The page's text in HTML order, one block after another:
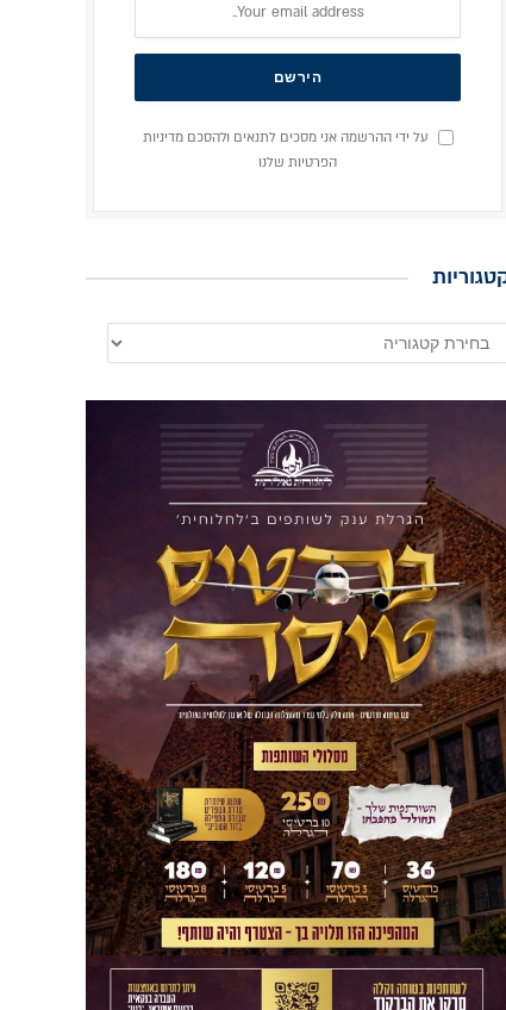
על ידי ההרשמה אני מסכים לתנאים ולהסכם מדיניות
הפרטיות שלנו